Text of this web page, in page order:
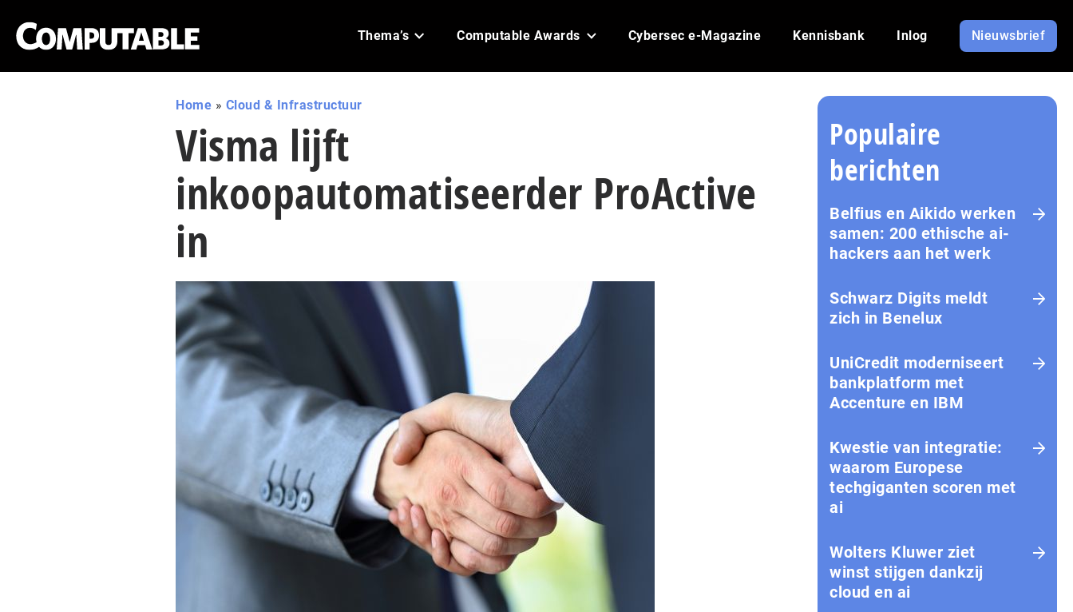
Thema’s Computable Awards Cybersec e-Magazine Kennisbank Inlog Nieuwsbrief
Home » Cloud & Infrastructuur
Visma lijft
inkoopautomatiseerder ProActive
in
Populaire
berichten
Belfius en Aikido werken
samen: 200 ethische ai-
hackers aan het werk
Schwarz Digits meldt
zich in Benelux
UniCredit moderniseert
bankplatform met
Accenture en IBM
Kwestie van integratie:
waarom Europese
techgiganten scoren met
ai
Wolters Kluwer ziet
winst stijgen dankzij
cloud en ai